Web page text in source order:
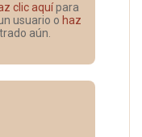
clic aquípara
usuario o haz
aún.